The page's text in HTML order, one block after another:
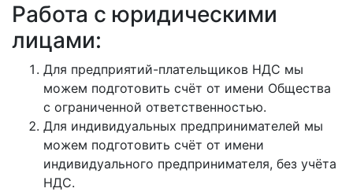
Работа с юридическими
лицами:
Для предприятий-плательщиков НДС мы
можем подготовить счёт от имени Общества
с ограниченной ответственностью.
Для индивидуальных предпринимателей мы
можем подготовить счёт от имени
индивидуального предпринимателя, без учёта
НДС.